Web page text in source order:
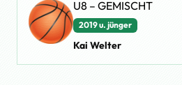
U8 – GEMISCHT
2019 u. jünger
Kai Welter